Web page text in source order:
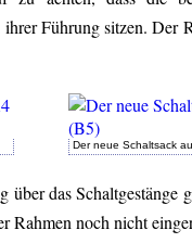
Führung sitzen. Der
Der neue Schaltsack
das Schaltgestänge
Rahmen noch nicht